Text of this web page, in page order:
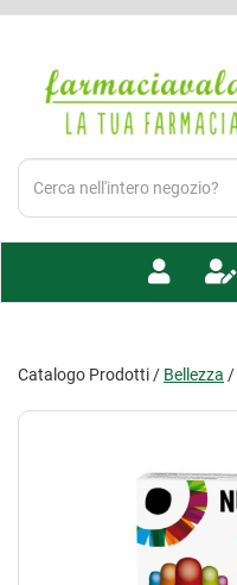
principale
Valaperta
Cerca
Prodotto
Catalogo Prodotti / Bellezza /